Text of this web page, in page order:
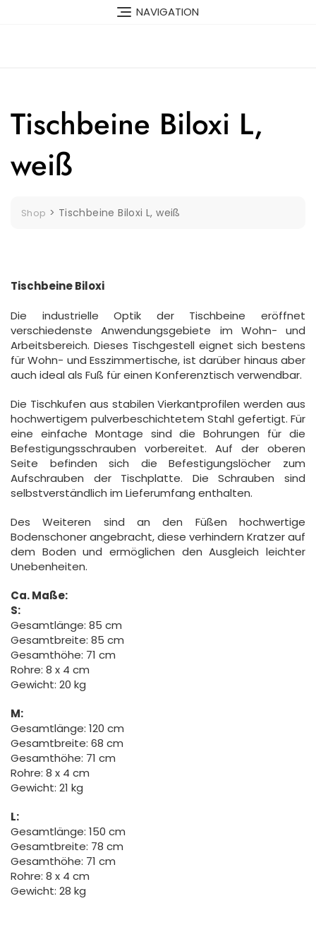
NAVIGATION
Tischbeine Biloxi L,
weiß
Shop > Tischbeine Biloxi L, weiß
Tischbeine Biloxi
Die industrielle Optik der Tischbeine eröffnet
verschiedenste Anwendungsgebiete im Wohn- und
Arbeitsbereich. Dieses Tischgestell eignet sich bestens
für Wohn- und Esszimmertische, ist darüber hinaus aber
auch ideal als Fuß für einen Konferenztisch verwendbar.
Die Tischkufen aus stabilen Vierkantprofilen werden aus
hochwertigem pulverbeschichtetem Stahl gefertigt. Für
eine einfache Montage sind die Bohrungen für die
Befestigungsschrauben vorbereitet. Auf der oberen
Seite befinden sich die Befestigungslöcher zum
Aufschrauben der Tischplatte. Die Schrauben sind
selbstverständlich im Lieferumfang enthalten.
Des Weiteren sind an den Füßen hochwertige
Bodenschoner angebracht, diese verhindern Kratzer auf
dem Boden und ermöglichen den Ausgleich leichter
Unebenheiten.
Ca. Maße:
S:
Gesamtlänge: 85 cm
Gesamtbreite: 85 cm
Gesamthöhe: 71 cm
Rohre: 8 x 4 cm
Gewicht: 20 kg
M:
Gesamtlänge: 120 cm
Gesamtbreite: 68 cm
Gesamthöhe: 71 cm
Rohre: 8 x 4 cm
Gewicht: 21 kg
L:
Gesamtlänge: 150 cm
Gesamtbreite: 78 cm
Gesamthöhe: 71 cm
Rohre: 8 x 4 cm
Gewicht: 28 kg